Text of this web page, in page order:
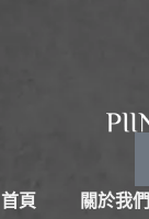
首頁 關於我們